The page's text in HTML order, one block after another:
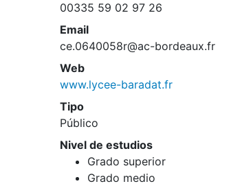
00335 59 02 97 26
Email
ce.0640058r@ac-bordeaux.fr
Web
www.lycee-baradat.fr
Tipo
Público
Nivel de estudios
Grado superior
Grado medio